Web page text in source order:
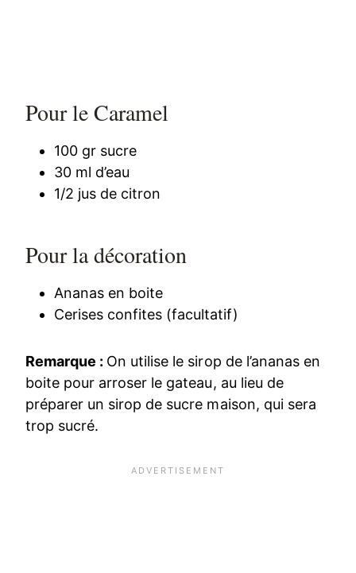
Pour le Caramel
100 gr sucre
30 ml d’eau
1/2 jus de citron
Pour la décoration
Ananas en boite
Cerises confites (facultatif)
Remarque : On utilise le sirop de l’ananas en
boite pour arroser le gateau, au lieu de
préparer un sirop de sucre maison, qui sera
trop sucré.